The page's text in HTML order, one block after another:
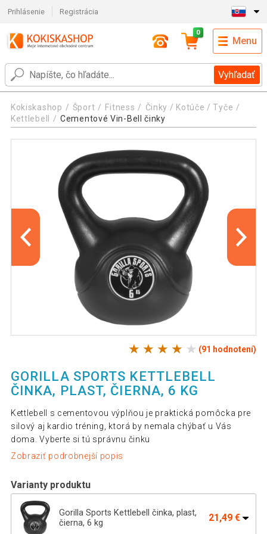
Prihlásenie Registrácia
Vyhľadať
0
Menu
Kokiskashop Šport Fitness
Činky / Kotúče / Tyče
Kettlebell
Cementové Vin-Bell činky
(91 hodnotení)
GORILLA SPORTS KETTLEBELL
ČINKA, PLAST, ČIERNA, 6 KG
Kettlebell s cementovou výplňou je praktická pomôcka pre
silový aj kardio tréning, ktorá by nemala chýbať u Vás
doma. Vyberte si tú správnu činku
Zobraziť podrobnejší popis
Varianty produktu
Gorilla Sports Kettlebell činka, plast,
čierna, 6 kg
21,49 €